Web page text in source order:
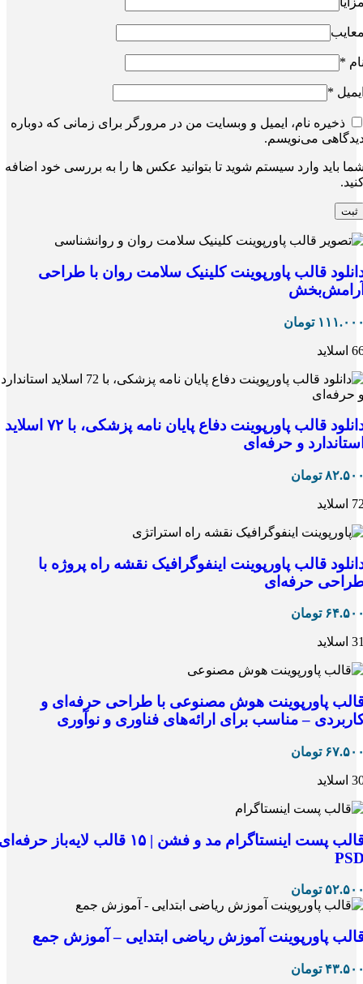
*
*
ذخیره نام، ایمیل و وبسایت من در مرورگر برای زمانی که دوباره
می‌نویسم.
باید وارد سیستم شوید تا بتوانید عکس ها را به بررسی خود اضافه
قالب پاورپوینت کلینیک سلامت روان با طراحی
تومان
اسلاید
دانلود قالب پاورپوینت دفاع پایان نامه پزشکی، با ۷۲ اسلاید
و حرفه‌ای
تومان
قالب پاورپوینت اینفوگرافیک نقشه راه پروژه با
حرفه‌ای
تومان
اسلاید
پاورپوینت هوش مصنوعی با طراحی حرفه‌ای و
– مناسب برای ارائه‌های فناوری و نوآوری
تومان
اسلاید
قالب پست اینستاگرام مد و فشن | ۱۵ قالب لایه‌باز
تومان
پاورپوینت آموزش ریاضی ابتدایی – آموزش جمع
تومان